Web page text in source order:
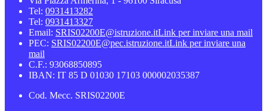
Tel: 0931413282
Tel: 0931413327
Email: SRIS02200E@istruzione.itLink per inviare una mail
PEC: SRIS02200E@pec.istruzione.itLink per inviare una
mail
C.F.: 93068850895
IBAN: IT 85 D 01030 17103 000002035387
Cod. Mecc. SRIS02200E